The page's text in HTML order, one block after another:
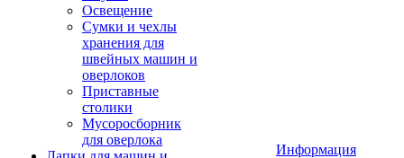
Освещение
Сумки и чехлы
хранения для
швейных машин и
оверлоков
Приставные
столики
Мусоросборник
для оверлока
Информация